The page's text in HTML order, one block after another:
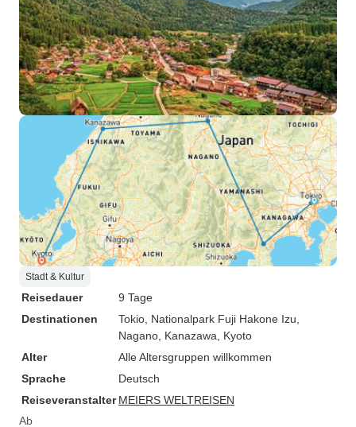
Stadt & Kultur
Reisedauer
9 Tage
Destinationen
Tokio , Nationalpark Fuji Hakone Izu
Nagano , Kanazawa , Kyoto
Alter
Alle Altersgruppen willkommen
Sprache
Deutsch
Reiseveranstalter MEIERS WELTREISEN
Ab